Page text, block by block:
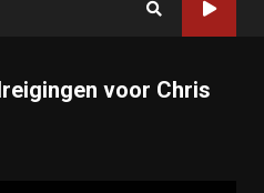
voor Chris